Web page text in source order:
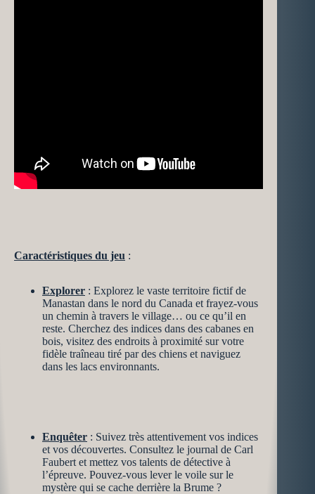
Caractéristiques du jeu :
Explorer : Explorez le vaste territoire fictif de
Manastan dans le nord du Canada et frayez-vous
un chemin à travers le village… ou ce qu’il en
reste. Cherchez des indices dans des cabanes en
bois, visitez des endroits à proximité sur votre
fidèle traîneau tiré par des chiens et naviguez
dans les lacs environnants.
Enquêter : Suivez très attentivement vos indices
et vos découvertes. Consultez le journal de Carl
Faubert et mettez vos talents de détective à
l’épreuve. Pouvez-vous lever le voile sur le
mystère qui se cache derrière la Brume ?